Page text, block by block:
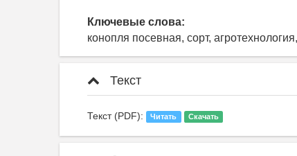
Ключевые слова:
конопля посевная, сорт,
Текст
Текст (PDF): Читать Скачать